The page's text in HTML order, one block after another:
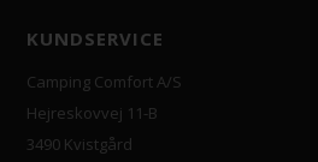
KUNDSERVICE
Camping Comfort A/S
Hejreskovvej 11-B
3490 Kvistgård